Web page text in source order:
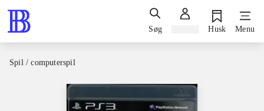
Søg Husk Menu
Spil / computerspil